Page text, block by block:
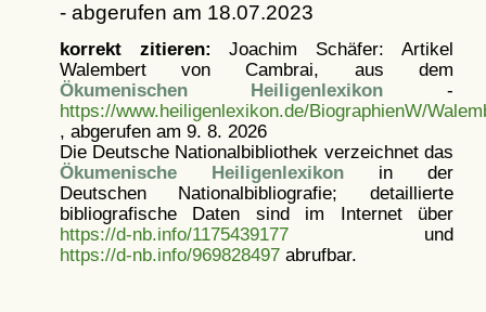
- abgerufen am 18.07.2023
korrekt zitieren: Joachim Schäfer: Artikel
Walembert von Cambrai, aus dem
Ökumenischen Heiligenlexikon -
https://www.heiligenlexikon.de/BiographienW/
, abgerufen am 9. 8. 2026
Die Deutsche Nationalbibliothek verzeichnet das
Ökumenische Heiligenlexikonin der
Deutschen Nationalbibliografie; detaillierte
bibliografische Daten sind im Internet über
https://d-nb.info/1175439177und
https://d-nb.info/969828497abrufbar.